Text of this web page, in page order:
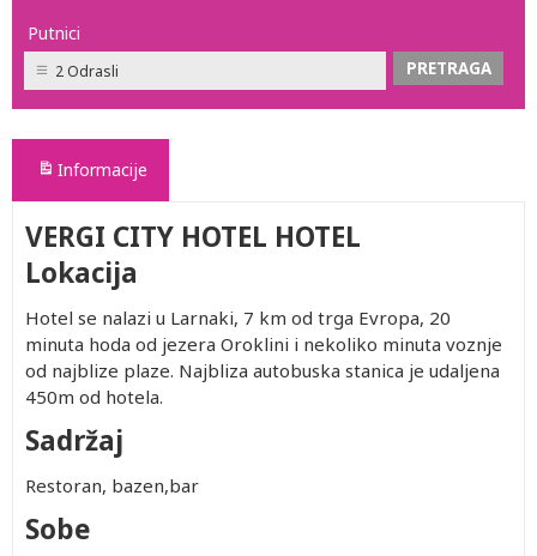
Putnici
2 Odrasli
Informacije
VERGI CITY HOTEL HOTEL
Lokacija
Hotel se nalazi u Larnaki, 7 km od trga Evropa, 20
minuta hoda od jezera Oroklini i nekoliko minuta voznje
od najblize plaze. Najbliza autobuska stanica je udaljena
450m od hotela.
Sadržaj
Restoran, bazen,bar
Sobe